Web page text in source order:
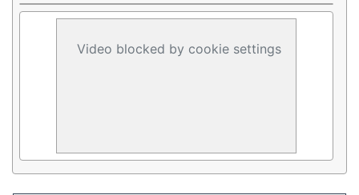
Video blocked by cookie settings